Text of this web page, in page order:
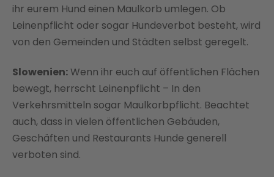
ihr eurem Hund einen Maulkorb umlegen. Ob
Leinenpflicht oder sogar Hundeverbot besteht, wird
von den Gemeinden und Städten selbst geregelt.
Slowenien:Wenn ihr euch auf öffentlichen Flächen
bewegt, herrscht Leinenpflicht – In den
Verkehrsmitteln sogar Maulkorbpflicht. Beachtet
auch, dass in vielen öffentlichen Gebäuden,
Geschäften und Restaurants Hunde generell
verboten sind.